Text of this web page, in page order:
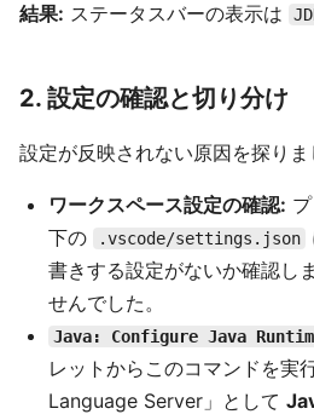
結果: ステータスバーの表示は
2. 設定の確認と切り分け
設定が反映されない原因を探りま
ワークスペース設定の確認:
下の
.vscode/settings.json
書きする設定がないか確認し
せんでした。
Java: Configure Java
レットからこのコマンドを実
Language Server」として